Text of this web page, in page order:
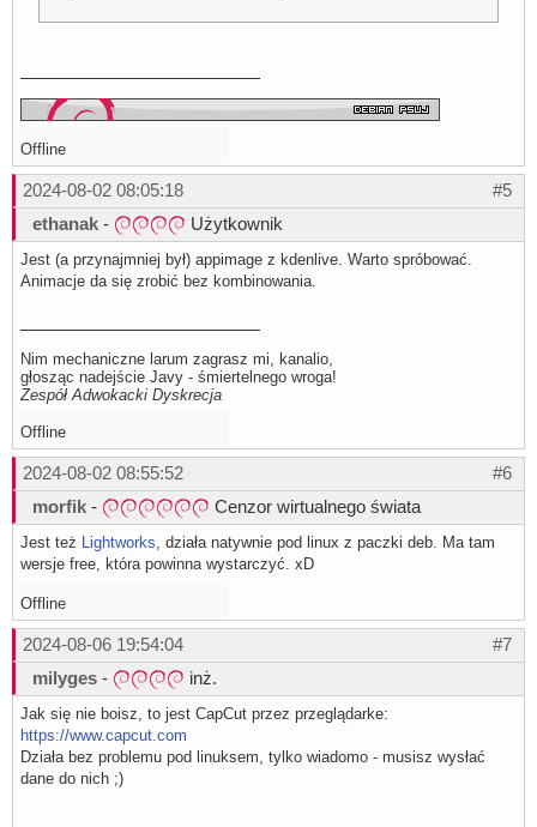
Offline
#5
2024-08-02 08:05:18
ethanak - Użytkownik
Jest (a przynajmniej był) appimage z kdenlive. Warto spróbować.
Animacje da się zrobić bez kombinowania.
Nim mechaniczne larum zagrasz mi, kanalio,
głosząc nadejście Javy - śmiertelnego wroga!
Zespół Adwokacki Dyskrecja
Offline
#6
2024-08-02 08:55:52
morfik - Cenzor wirtualnego świata
Jest też Lightworks , działa natywnie pod linux z paczki deb. Ma tam
wersje free, która powinna wystarczyć. xD
Offline
#7
2024-08-06 19:54:04
milyges - inż.
Jak się nie boisz, to jest CapCut przez przeglądarke:
https://www.capcut.com
Działa bez problemu pod linuksem, tylko wiadomo - musisz wysłać
dane do nich ;)